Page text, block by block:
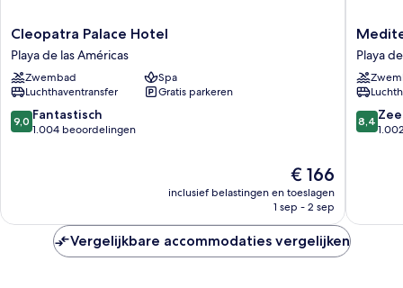
Cleopatra
Palace
Hotel
Playa
de
las
Américas
Cleopatra Palace Hotel
Playa de las Américas
Zwembad
Spa
Luchthaventransfer
Gratis parkeren
9.0
van
9,0 Fantastisch
1.004 beoordelingen
De
prijs
is
€ 166
inclusief belastingen en toeslagen
1 sep - 2 sep
Palace
Playa
de
las
Playa
8.4
van
8,4
Vergelijkbare accommodaties vergelijken